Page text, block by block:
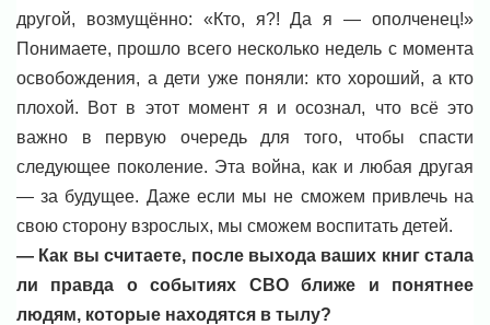
другой, возмущённо: «Кто, я?! Да я — ополченец!»
Понимаете, прошло всего несколько недель с момента
освобождения, а дети уже поняли: кто хороший, а кто
плохой. Вот в этот момент я и осознал, что всё это
важно в первую очередь для того, чтобы спасти
следующее поколение. Эта война, как и любая другая
— за будущее. Даже если мы не сможем привлечь на
свою сторону взрослых, мы сможем воспитать детей.
— Как вы считаете, после выхода ваших книг стала
ли правда о событиях СВО ближе и понятнее
людям, которые находятся в тылу?